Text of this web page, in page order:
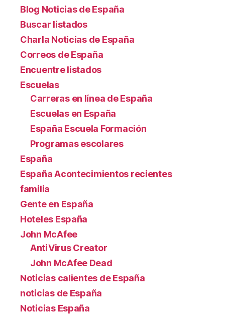
Blog Noticias de España
Buscar listados
Charla Noticias de España
Correos de España
Encuentre listados
Escuelas
Carreras en línea de España
Escuelas en España
España Escuela Formación
Programas escolares
España
España Acontecimientos recientes
familia
Gente en España
Hoteles España
John McAfee
AntiVirus Creator
John McAfee Dead
Noticias calientes de España
noticias de España
Noticias España